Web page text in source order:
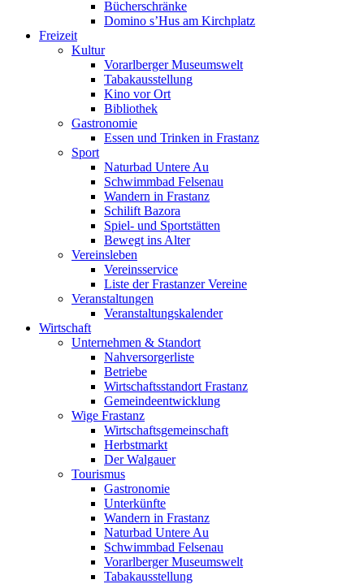
Bücherschränke
Domino s’Hus am Kirchplatz
Freizeit
Kultur
Vorarlberger Museumswelt
Tabakausstellung
Kino vor Ort
Bibliothek
Gastronomie
Essen und Trinken in Frastanz
Sport
Naturbad Untere Au
Schwimmbad Felsenau
Wandern in Frastanz
Schilift Bazora
Spiel- und Sportstätten
Bewegt ins Alter
Vereinsleben
Vereinsservice
Liste der Frastanzer Vereine
Veranstaltungen
Veranstaltungskalender
Wirtschaft
Unternehmen & Standort
Nahversorgerliste
Betriebe
Wirtschaftsstandort Frastanz
Gemeindeentwicklung
Wige Frastanz
Wirtschaftsgemeinschaft
Herbstmarkt
Der Walgauer
Tourismus
Gastronomie
Unterkünfte
Wandern in Frastanz
Naturbad Untere Au
Schwimmbad Felsenau
Vorarlberger Museumswelt
Tabakausstellung